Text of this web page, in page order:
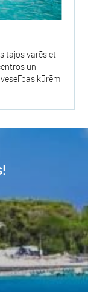
tajos varēsiet
un
kūrēm